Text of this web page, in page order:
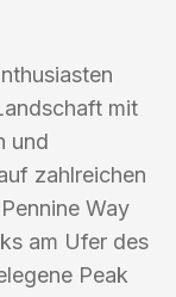
mit
und
zahlreichen
Way
am Ufer des
Peak